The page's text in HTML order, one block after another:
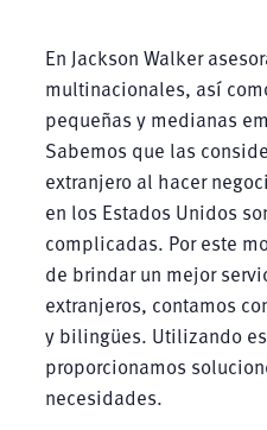
En Jackson Walker
multinacionales, así
pequeñas y medianas
Sabemos que las
extranjero al hacer
en los Estados Unidos
complicadas. Por este
de brindar un mejor
extranjeros, contamos
y bilingües. Utilizando
proporcionamos
necesidades.